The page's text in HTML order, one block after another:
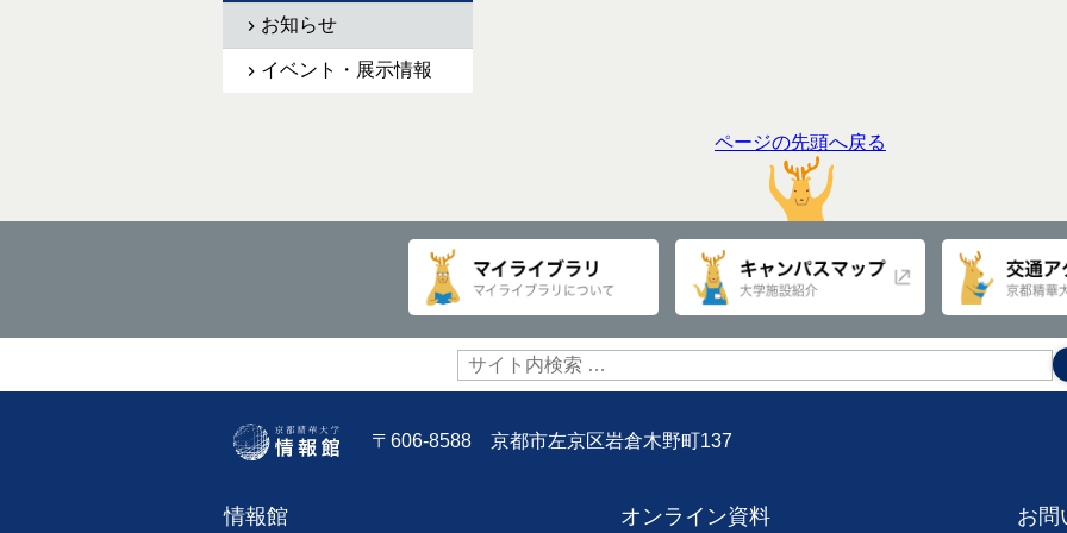
お知らせ
イベント・展示情報
ページの先頭へ戻る
サ
イ
ト
検
〒606-8588 京都市左京区岩倉木野町137
情報館 オンライン資料 お問